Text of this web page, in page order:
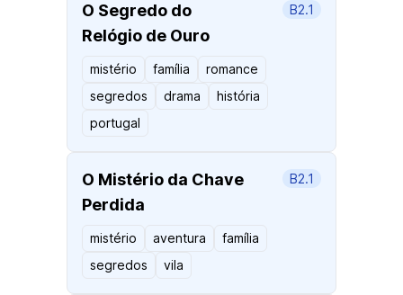
O Segredo do
Relógio de Ouro
B2.1
mistério família
romance
segredos
drama
história
portugal
O Mistério da Chave
Perdida
B2.1
mistério aventura
família
segredos
vila